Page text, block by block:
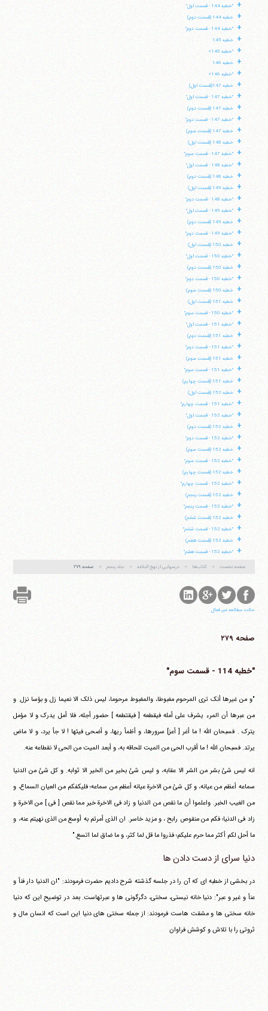
+ "خطبه 144 - قسمت اول"
+ خطبه 144 (قسمت دوم)
+ "خطبه 144 - قسمت دوم"
+ خطبه 145
+ "خطبه 145»
+ خطبه 146
+ "خطبه 146»
+ خطبه 147(قسمت اول)
+ "خطبه 147 - قسمت اول"
+ خطبه 147 (قسمت دوم)
+ "خطبه 147 - قسمت دوم"
+ خطبه 147 (قسمت سوم)
+ خطبه 148 (قسمت اول)
+ "خطبه 147 - قسمت سوم"
+ "خطبه 148 - قسمت اول"
+ خطبه 148 (قسمت دوم)
+ خطبه 149 (قسمت اول)
+ "خطبه 148 - قسمت دوم"
+ "خطبه 149 - قسمت اول"
+ خطبه 149 (قسمت دوم)
+ "خطبه 149 - قسمت دوم"
+ خطبه 150 (قسمت اول)
+ "خطبه 150 - قسمت اول"
+ خطبه 150 (قسمت دوم)
+ "خطبه 150 - قسمت دوم"
+ خطبه 150 (قسمت سوم)
+ خطبه 151 (قسمت اول)
+ "خطبه 150 - قسمت سوم"
+ "خطبه 151 - قسمت اول"
+ خطبه 151 (قسمت دوم)
+ "خطبه 151 - قسمت دوم"
+ خطبه 151 (قسمت سوم)
+ "خطبه 151 - قسمت سوم"
+ خطبه 151 (قسمت چهارم)
+ خطبه 152 (قسمت اول)
+ "خطبه 151 - قسمت چهارم"
+ "خطبه 152 - قسمت اول"
+ خطبه 152 (قسمت دوم)
+ "خطبه 152 - قسمت دوم"
+ خطبه 152 (قسمت سوم)
+ "خطبه 152 - قسمت سوم"
+ خطبه 152 (قسمت چهارم)
+ "خطبه 152 - قسمت چهارم"
+ خطبه 152 (قسمت پنجم)
+ "خطبه 152 - قسمت پنجم"
+ خطبه 152 (قسمت ششم)
+ "خطبه 152 - قسمت ششم"
+ خطبه 152 (قسمت هفتم)
+ "خطبه 152 - قسمت هفتم"
صفحه نخست کتاب‌ها درسهایی از نهج البلاغه جلد پنجم صفحه ۲۷۹
حالت مطالعه غیر فعال
صفحه ۲۷۹
"خطبه 114 - قسمت سوم"
"و من غیرها أنک تری المرحوم مغبوطا، والمغبوط مرحوما، لیس ذلک الا نعیما زل و بؤسا نزل. و
من عبرها أن المرء یشرف علی أمله فیقطعه [ فیقتطعه ] حضور أجله، فلا أمل یدرک و لا مؤمل
یترک . فسبحان الله ! ما أغر [ أعز] سرورها، و أظمأ ریها، و أضحی فیئها ! لا جأ یرد، و لا ماض
یرتد. فسبحان الله ! ما أقرب الحی من المیت للحاقه به، و أبعد المیت من الحی لا نقطاعه عنه.
انه لیس شئ بشر من الشر الا عقابه، و لیس شئ بخیر من الخیر الا ثوابه. و کل شئ من الدنیا
سماعه أعظم من عیانه، و کل شئ من الاخرة عیانه أعظم من سماعه؛ فلیکفکم من العیان السماع، و
من الغیب الخبر. واعلموا أن ما نقص من الدنیا و زاد فی الاخرة خیر مما نقص [ فی ] من الاخرة و
زاد فی الدنیا؛ فکم من منقوص رابح ، و مزید خاسر. ان الذی أمرتم به أوسع من الذی نهیتم عنه، و
ما أحل لکم أکثر مما حرم علیکم؛ فذروا ما قل لما کثر، و ما ضاق لما اتسع."
دنیا سرای از دست دادن ها
در بخشی از خطبه ای که آن را در جلسه گذشته شرح دادیم حضرت فرمودند: "ان الدنیا دار فنأ و
عنأ و غیر و عبر": دنیا خانه نیستی، سختی، دگرگونی ها و عبرتهاست. بعد در توضیح این که دنیا
خانه سختی ها و مشقت هاست فرمودند: از جمله سختی های دنیا این است که انسان مال و
ثروتی را با تلاش و کوشش فراوان